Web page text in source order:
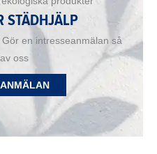
STÄDHJÄLP
en intresseanmälan så
oss